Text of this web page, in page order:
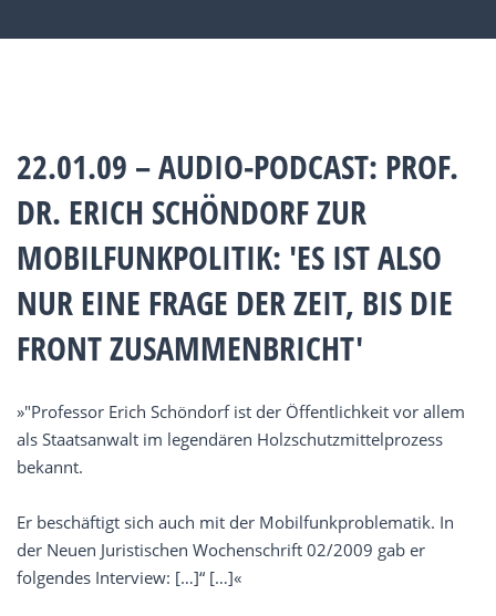
22.01.09 – AUDIO-PODCAST: PROF.
DR. ERICH SCHÖNDORF ZUR
MOBILFUNKPOLITIK: 'ES IST ALSO
NUR EINE FRAGE DER ZEIT, BIS DIE
FRONT ZUSAMMENBRICHT'
»"Professor Erich Schöndorf ist der Öffentlichkeit vor allem
als Staatsanwalt im legendären Holzschutzmittelprozess
bekannt.
Er beschäftigt sich auch mit der Mobilfunkproblematik. In
der Neuen Juristischen Wochenschrift 02/2009 gab er
folgendes Interview: […]“ […]«